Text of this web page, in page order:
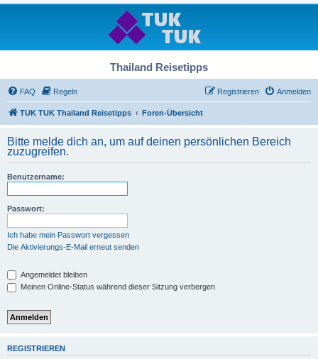
Thailand Reisetipps
FAQ Regeln Anmelden
Registrieren
TUK TUK Thailand Reisetipps Foren-Übersicht
Bitte melde dich an, um auf deinen persönlichen Bereich
zuzugreifen.
Benutzername:
Passwort:
Ich habe mein Passwort vergessen
Die Aktivierungs-E-Mail erneut senden
Angemeldet bleiben
Meinen Online-Status während dieser Sitzung verbergen
REGISTRIEREN